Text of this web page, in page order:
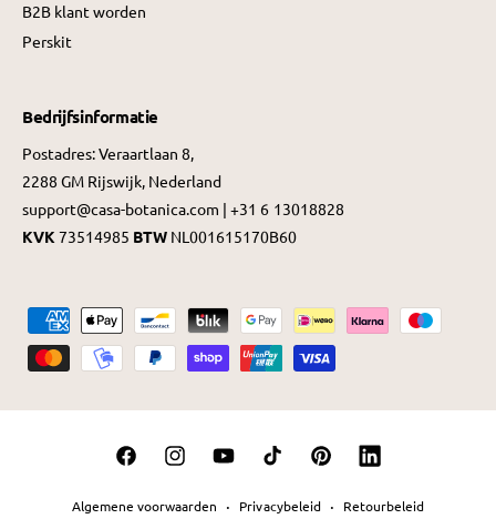
B2B klant worden
Perskit
Bedrijfsinformatie
Postadres: Veraartlaan 8,
2288 GM Rijswijk, Nederland
support@casa-botanica.com | +31 6 13018828
KVK73514985 BTW NL001615170B60
e
a
Algemene voorwaarden Privacybeleid
Retourbeleid
F
I
Y
T
P
i
L
i